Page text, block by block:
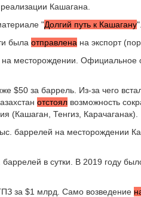
Кашагана.
"Долгий путь к Кашагану".
была отправлена на экспорт
месторождении. Официальное
$50 за баррель. Из-за чего
отстоял возможность
(Кашаган, Тенгиз, Карачаганак).
баррелей на месторождении
баррелей в сутки. В 2019 году
за $1 млрд. Само возведение